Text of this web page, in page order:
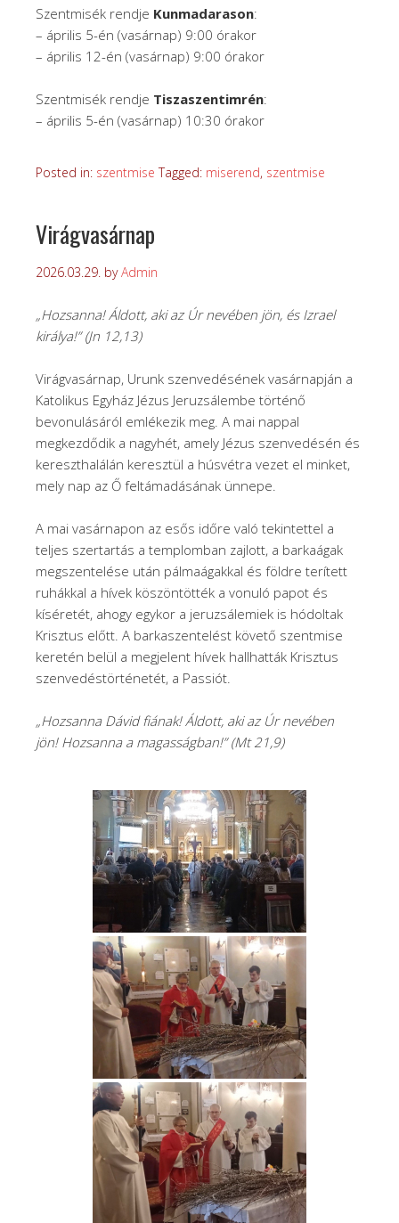
Szentmisék rendje Kunmadarason:
– április 5-én (vasárnap) 9:00 órakor
– április 12-én (vasárnap) 9:00 órakor
Szentmisék rendje Tiszaszentimrén:
– április 5-én (vasárnap) 10:30 órakor
Posted in: szentmise Tagged: miserend, szentmise
Virágvasárnap
2026.03.29. byAdmin
„Hozsanna! Áldott, aki az Úr nevében jön, és Izrael
királya!” (Jn 12,13)
Virágvasárnap, Urunk szenvedésének vasárnapján a
Katolikus Egyház Jézus Jeruzsálembe történő
bevonulásáról emlékezik meg. A mai nappal
megkezdődik a nagyhét, amely Jézus szenvedésén és
kereszthalálán keresztül a húsvétra vezet el minket,
mely nap az Ő feltámadásának ünnepe.
A mai vasárnapon az esős időre való tekintettel a
teljes szertartás a templomban zajlott, a barkaágak
megszentelése után pálmaágakkal és földre terített
ruhákkal a hívek köszöntötték a vonuló papot és
kíséretét, ahogy egykor a jeruzsálemiek is hódoltak
Krisztus előtt. A barkaszentelést követő szentmise
keretén belül a megjelent hívek hallhatták Krisztus
szenvedéstörténetét, a Passiót.
„Hozsanna Dávid fiának! Áldott, aki az Úr nevében
jön! Hozsanna a magasságban!” (Mt 21,9)